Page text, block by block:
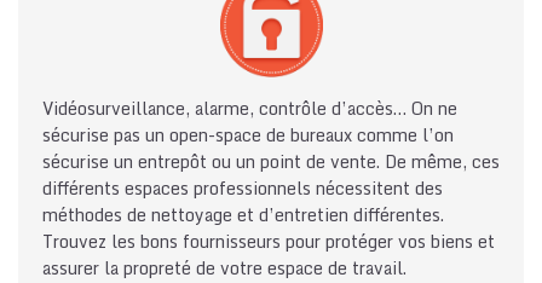
Vidéosurveillance, alarme, contrôle d’accès… On ne
sécurise pas un open-space de bureaux comme l’on
sécurise un entrepôt ou un point de vente. De même, ces
différents espaces professionnels nécessitent des
méthodes de nettoyage et d’entretien différentes.
Trouvez les bons fournisseurs pour protéger vos biens et
assurer la propreté de votre espace de travail.